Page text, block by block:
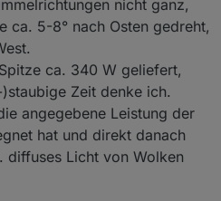
nicht ganz,
ca. 5-8° nach Osten gedreht,
ca. 340 W geliefert,
Zeit denke ich.
angegebene Leistung der
hat und direkt danach
diffuses Licht von Wolken